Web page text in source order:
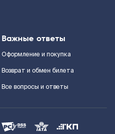
Важные ответы
Оформление и покупка
Возврат и обмен билета
Все вопросы и ответы